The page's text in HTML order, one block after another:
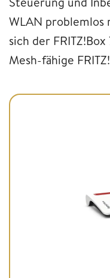
WLAN
sich der
Mesh-fähige